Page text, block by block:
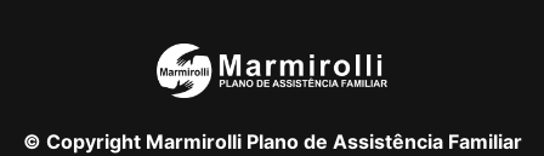
© Copyright Marmirolli Plano de Assistência Familiar